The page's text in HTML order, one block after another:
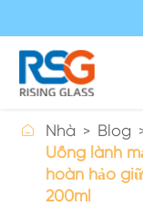
 Nhà
Blog
Uống lành
hoàn hảo
200ml